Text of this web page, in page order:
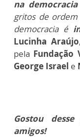
na
gritos de
democracia é
Lucinha Araújo
pela Fundação
George Israel e
Gostou
amigos!